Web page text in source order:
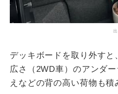
出
デッキボードを取り外すと
広さ（2WD車）のアンダ
えなどの背の高い荷物も積